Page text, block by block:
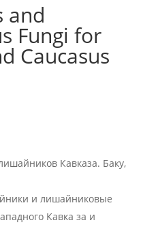
and
Fungi for
Caucasus
Кавказа. Баку,
и лишайниковые
Кавка за и